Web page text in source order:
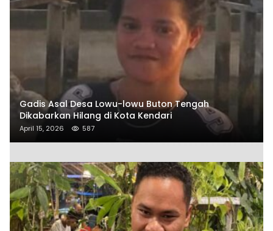
Gadis Asal Desa Lowu-lowu Buton Tengah
Dikabarkan Hilang di Kota Kendari
April 15, 2026 587